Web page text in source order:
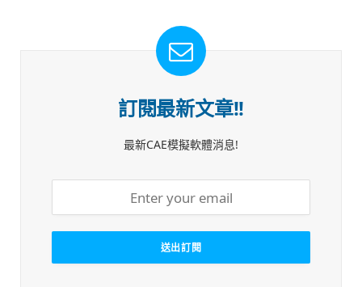
訂閱最新文章!!
最新CAE模擬軟體消息!